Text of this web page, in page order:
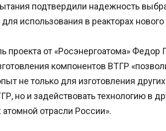
подтвердили надежность
использования в реакторах
проекта от «Росэнергоатома» Федор
компонентов ВТГР
не только для изготовления
но и задействовать технологию в
отрасли России».